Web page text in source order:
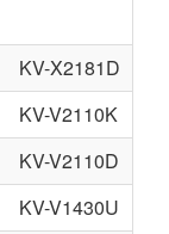
KV-X2181D
KV-V2110K
KV-V2110D
KV-V1430U